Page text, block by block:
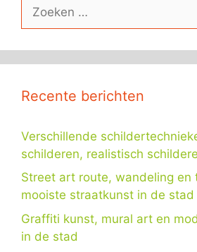
naar:
Recente berichten
Verschillende
schilderen, realistisch
Street art route, wandeling en
mooiste straatkunst in de stad
Graffiti kunst, mural art en
in de stad